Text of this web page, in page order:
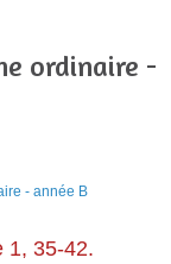
ordinaire -
1, 35-42.